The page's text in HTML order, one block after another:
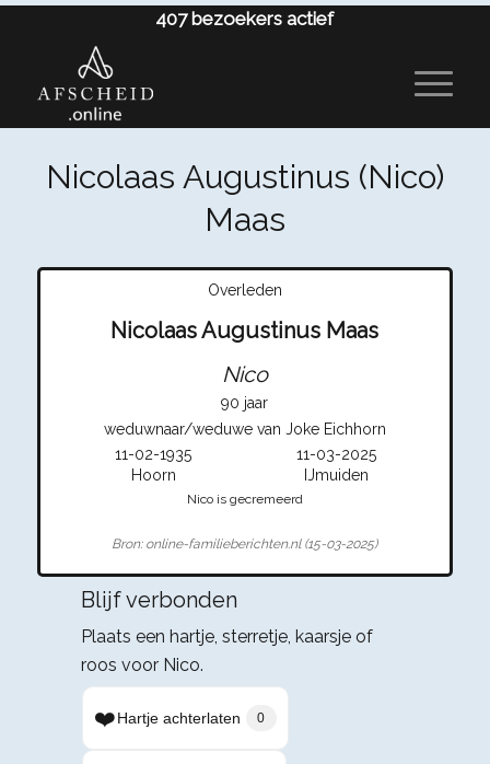
407 bezoekers actief
Nicolaas Augustinus (Nico)
Maas
Overleden
Nicolaas Augustinus Maas
Nico
90 jaar
weduwnaar/weduwe van Joke Eichhorn
11-02-1935
11-03-2025
Hoorn
IJmuiden
Nico is gecremeerd
Bron: online-familieberichten.nl (15-03-2025)
Blijf verbonden
Plaats een hartje, sterretje, kaarsje of
roos voor Nico.
❤️Hartje achterlaten 0